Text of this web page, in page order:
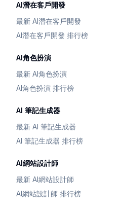
AI潛在客戶開發
最新 AI潛在客戶開發
AI潛在客戶開發 排行榜
AI角色扮演
最新 AI角色扮演
AI角色扮演 排行榜
AI 筆記生成器
最新 AI 筆記生成器
AI 筆記生成器 排行榜
AI網站設計師
最新 AI網站設計師
AI網站設計師 排行榜